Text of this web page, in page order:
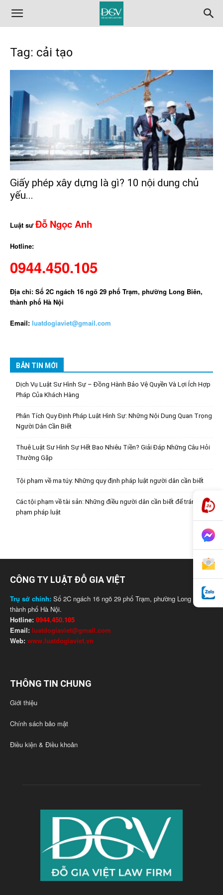
Tag: cải tạo
Giấy phép xây dựng là gì? 10 nội dung chủ
yếu...
Luật sưĐỗ Ngọc Anh
Hotline:
0944.450.105
Địa chỉ: Số 2C ngách 16 ngõ 29 phố Trạm, phường Long Biên,
thành phố Hà Nội
Email: luatdogiaviet@gmail.com
BẢN TIN MỚI
Dịch Vụ Luật Sư Hình Sự – Đồng Hành Bảo Vệ Quyền Và Lợi Ích Hợp
Pháp Của Khách Hàng
Phân Tích Quy Định Pháp Luật Hình Sự: Những Nội Dung Quan Trọng
Người Dân Cần Biết
Thuê Luật Sư Hình Sự Hết Bao Nhiêu Tiền? Giải Đáp Những Câu Hỏi
Thường Gặp
Tội phạm về ma túy: Những quy định pháp luật người dân cần biết
Các tội phạm về tài sản: Những điều người dân cần biết để tránh vi
phạm pháp luật
CÔNG TY LUẬT ĐỖ GIA VIỆT
Trụ sở chính: Số 2C ngách 16 ngõ 29 phố Trạm, phường Long Biên,
thành phố Hà Nội.
Hotline: 0944.450.105
Email: luatdogiaviet@gmail.com
Web: www.luatdogiaviet.vn
THÔNG TIN CHUNG
Giới thiệu
Chính sách bảo mật
Điều kiện & Điều khoản